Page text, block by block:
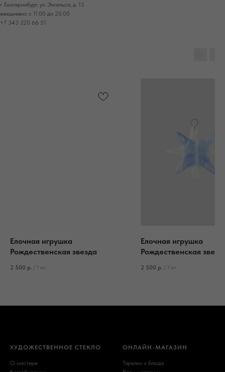
г. Екатеринбург, ул. Энгельса, д. 15
ежедневно с 11.00 до 20.00
+7 343 220 66 51
Елочная игрушка
Рождественская звезда
2 500 р. / 1 шт
Елочная игрушка
Рождественская
2 500 р. / 1 шт
ХУДОЖЕСТВЕННОЕ СТЕКЛО
О мастере
ОНЛАЙН-МАГАЗИН
Тарелки и блюда